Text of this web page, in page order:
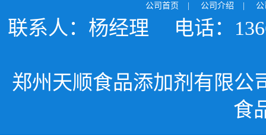
公司首页 | 公司介绍 |
联系人：杨经理 电话：
郑州天顺食品添加剂有限公
食